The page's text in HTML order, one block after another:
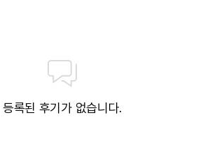
등록된 후기가 없습니다.